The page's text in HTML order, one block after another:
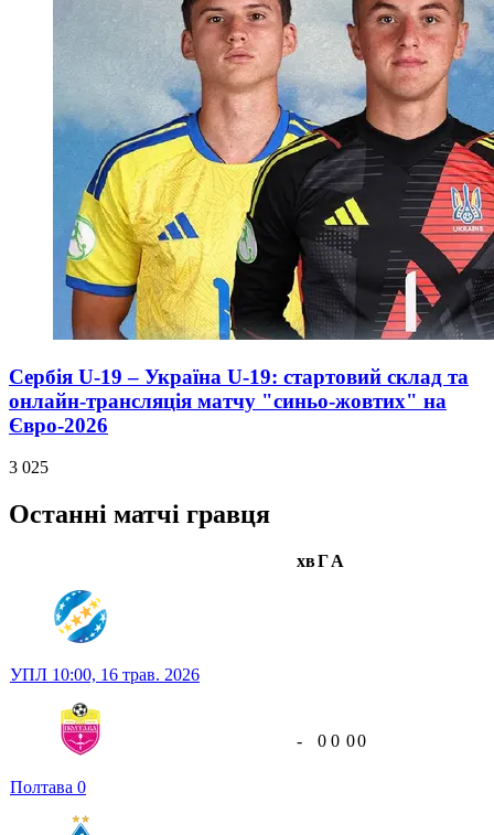
Сербія U-19 – Україна U-19: стартовий склад та
онлайн-трансляція матчу "синьо-жовтих" на
Євро-2026
3 025
Останні матчі гравця
хвГА
УПЛ 10:00, 16 трав. 2026
Полтава 0
- 0 0 00